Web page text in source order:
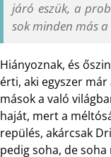
járó eszük, a
sok minden más
Hiányoznak, és
érti, aki egyszer
mások a való
haját, mert a
repülés, akárcsak
pedig soha, de